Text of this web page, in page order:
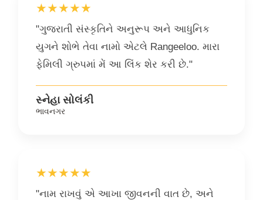
★★★★★
"ગુજરાતી સંસ્કૃતિને અનુરૂપ અને આધુનિક
યુગને શોભે તેવા નામો એટલે Rangeeloo. મારા
ફેમિલી ગ્રુપમાં મેં આ લિંક શેર કરી છે."
સ્નેહા સોલંકી
ભાવનગર
★★★★★
"નામ રાખવું એ આખા જીવનની વાત છે, અને